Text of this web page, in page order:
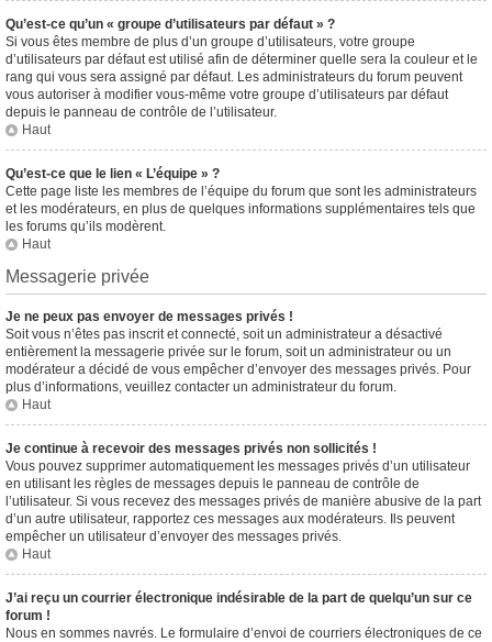
Qu’est-ce qu’un « groupe d’utilisateurs par défaut » ?
Si vous êtes membre de plus d’un groupe d’utilisateurs, votre groupe
d’utilisateurs par défaut est utilisé afin de déterminer quelle sera la couleur et le
rang qui vous sera assigné par défaut. Les administrateurs du forum peuvent
vous autoriser à modifier vous-même votre groupe d’utilisateurs par défaut
depuis le panneau de contrôle de l’utilisateur.
Haut
Qu’est-ce que le lien « L’équipe » ?
Cette page liste les membres de l’équipe du forum que sont les administrateurs
et les modérateurs, en plus de quelques informations supplémentaires tels que
les forums qu’ils modèrent.
Haut
Messagerie privée
Je ne peux pas envoyer de messages privés !
Soit vous n’êtes pas inscrit et connecté, soit un administrateur a désactivé
entièrement la messagerie privée sur le forum, soit un administrateur ou un
modérateur a décidé de vous empêcher d’envoyer des messages privés. Pour
plus d’informations, veuillez contacter un administrateur du forum.
Haut
Je continue à recevoir des messages privés non sollicités !
Vous pouvez supprimer automatiquement les messages privés d’un utilisateur
en utilisant les règles de messages depuis le panneau de contrôle de
l’utilisateur. Si vous recevez des messages privés de manière abusive de la part
d’un autre utilisateur, rapportez ces messages aux modérateurs. Ils peuvent
empêcher un utilisateur d’envoyer des messages privés.
Haut
J’ai reçu un courrier électronique indésirable de la part de quelqu’un sur ce
forum !
Nous en sommes navrés. Le formulaire d’envoi de courriers électroniques de ce